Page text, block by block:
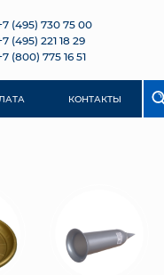
(495) 730 75 00
(495) 221 18 29
(800) 775 16 51
КОНТАКТЫ